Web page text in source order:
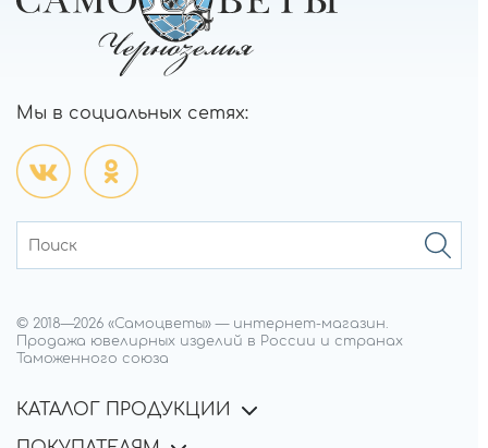
Мы в социальных сетях:
© 2018—2026 «Самоцветы» — интернет-магазин.
Продажа ювелирных изделий в России и странах
Таможенного союза
КАТАЛОГ ПРОДУКЦИИ